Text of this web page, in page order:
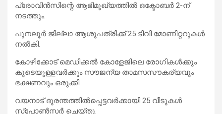
പ്രോവിൻസിന്റെ ആഭിമുഖ്യത്തിൽ ഒക്ടോബർ 2-ന്
നടത്തും.
പുനലൂർ ജില്ലാ ആശുപത്രിക്ക് 25 ടിവി മോണിറ്ററുകൾ
നൽകി.
കോഴിക്കോട് മെഡിക്കൽ കോളേജിലെ രോഗികൾക്കും
കൂടെയുള്ളവർക്കും സൗജന്യ താമസസൗകര്യവും
ഭക്ഷണവും ഒരുക്കി.
വയനാട് ദുരന്തത്തിൽപ്പെട്ടവർക്കായി 25 വീടുകൾ
സ്പോൺസർ ചെയ്തു.